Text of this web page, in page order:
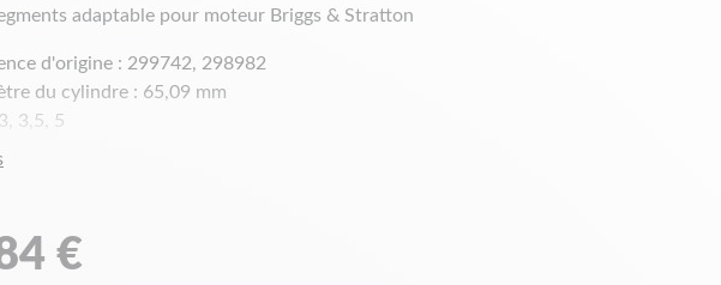
adaptable pour moteur Briggs & Stratton
d'origine : 299742, 298982
du cylindre : 65,09 mm
3,5, 5
: 90 000, 130 200 à 130 999
€